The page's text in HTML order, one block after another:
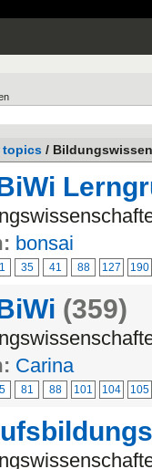
topics /
bonsai
35 41 88 127 190
(359)
Carina
81 88 101 104 105